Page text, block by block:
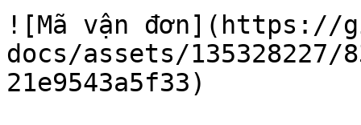
![Mã vận đơn](https://
docs/assets/135328227/
21e9543a5f33)